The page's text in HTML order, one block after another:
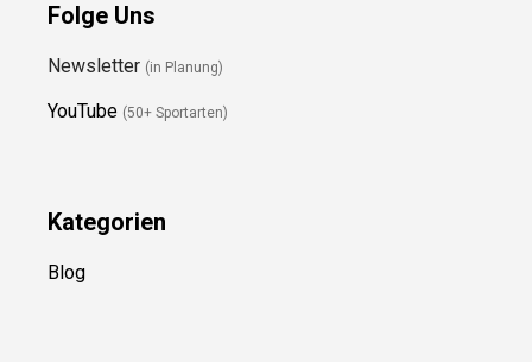
Folge Uns
Newsletter (in Planung)
YouTube (50+ Sportarten)
Kategorien
Blog